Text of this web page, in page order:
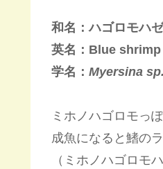
和名：ハゴロモハ
英名：Blue
学名： Myersina sp.
ミホノハゴロモっ
成魚になると鰭の
（ミホノハゴロモ